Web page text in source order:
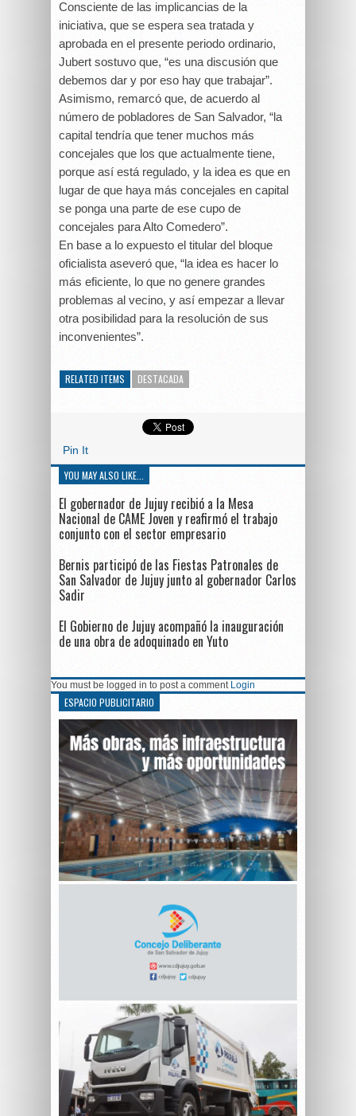
Consciente de las implicancias de la
iniciativa, que se espera sea tratada y
aprobada en el presente periodo ordinario,
Jubert sostuvo que, “es una discusión que
debemos dar y por eso hay que trabajar”.
Asimismo, remarcó que, de acuerdo al
número de pobladores de San Salvador, “la
capital tendría que tener muchos más
concejales que los que actualmente tiene,
porque así está regulado, y la idea es que en
lugar de que haya más concejales en capital
se ponga una parte de ese cupo de
concejales para Alto Comedero”.
En base a lo expuesto el titular del bloque
oficialista aseveró que, “la idea es hacer lo
más eficiente, lo que no genere grandes
problemas al vecino, y así empezar a llevar
otra posibilidad para la resolución de sus
inconvenientes”.
RELATED ITEMS DESTACADA
Pin It
YOU MAY ALSO LIKE...
El gobernador de Jujuy recibió a la Mesa
Nacional de CAME Joven y reafirmó el trabajo
conjunto con el sector empresario
Bernis participó de las Fiestas Patronales de
San Salvador de Jujuy junto al gobernador Carlos
Sadir
El Gobierno de Jujuy acompañó la inauguración
de una obra de adoquinado en Yuto
You must be logged in to post a comment Login
ESPACIO PUBLICITARIO